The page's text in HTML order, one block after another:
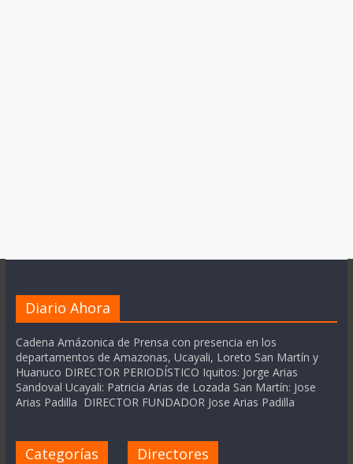
Diario Ahora
Cadena Amázonica de Prensa con presencia en los
departamentos de Amazonas, Ucayali, Loreto San Martín y
Huanuco DIRECTOR PERIODÍSTICO Iquitos: Jorge Arias
Sandoval Ucayali: Patricia Arias de Lozada San Martín: Jose
Arias Padilla DIRECTOR FUNDADOR Jose Arias Padilla
Categorías Directores